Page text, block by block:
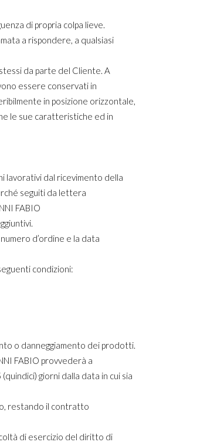
di propria colpa lieve.
a rispondere, a qualsiasi
da parte del Cliente. A
essere conservati in
in posizione orizzontale,
le sue caratteristiche ed in
lavorativi dal ricevimento della
seguiti da lettera
FABIO
d’ordine e la data
condizioni:
o danneggiamento dei prodotti.
FABIO provvederà a
giorni dalla data in cui sia
restando il contratto
di esercizio del diritto di